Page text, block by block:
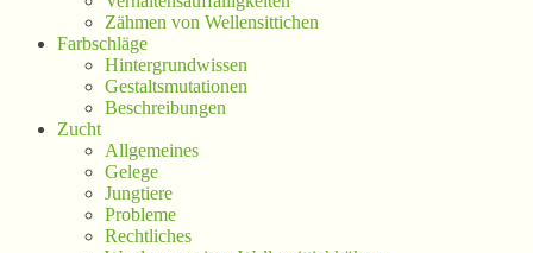
Zähmen von Wellensittichen
Farbschläge
Hintergrundwissen
Gestaltsmutationen
Beschreibungen
Zucht
Allgemeines
Gelege
Jungtiere
Probleme
Rechtliches